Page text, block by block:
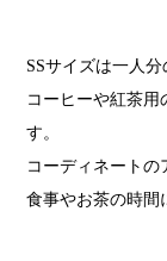
SSサイズは一人
コーヒーや紅茶
す。
コーディネートの
食事やお茶の時間